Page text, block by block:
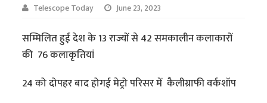
Telescope Today June 23, 2023
सम्मिलित हुई देश के 13 राज्यों से 42 समकालीन कलाकारों
की 76 कलाकृतियां
24 को दोपहर बाद होगई मेट्रो परिसर में कैलीग्राफी वर्कशॉप